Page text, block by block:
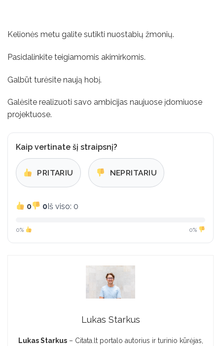
Kelionės metu galite sutikti nuostabių žmonių.
Pasidalinkite teigiamomis akimirkomis.
Galbūt turėsite naują hobį.
Galėsite realizuoti savo ambicijas naujuose įdomiuose
projektuose.
Kaip vertinate šį straipsnį?
PRITARIU NEPRITARIU
0 0Iš viso: 0
0% 0%
Lukas Starkus
Lukas Starkus– Citata.lt portalo autorius ir turinio kūrėjas,